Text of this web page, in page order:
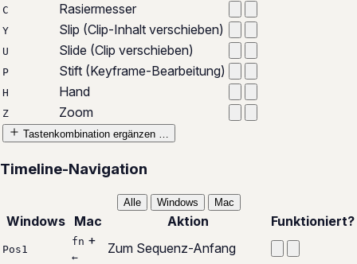
C Rasiermesser
Y Slip (Clip-Inhalt verschieben)
U Slide (Clip verschieben)
P Stift (Keyframe-Bearbeitung)
H Hand
Z Zoom
Tastenkombination ergänzen …
Timeline-Navigation
Alle Windows Mac
Windows Mac Aktion Funktioniert?
Pos1
fn +
←
Zum Sequenz-Anfang